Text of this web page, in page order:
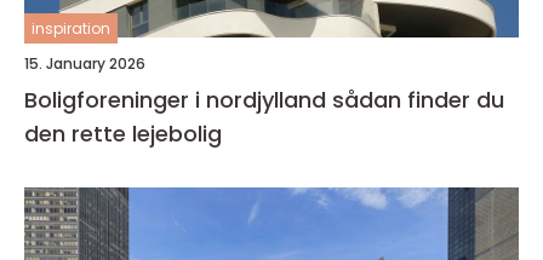
inspiration
15. January 2026
Boligforeninger i nordjylland sådan finder du
den rette lejebolig